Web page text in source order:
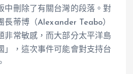
中刪除了有關台灣的段落。對
長蒂博（Alexander Teabo）
非常敏感，而大部分太平洋島
」，這次事件可能會對支持台